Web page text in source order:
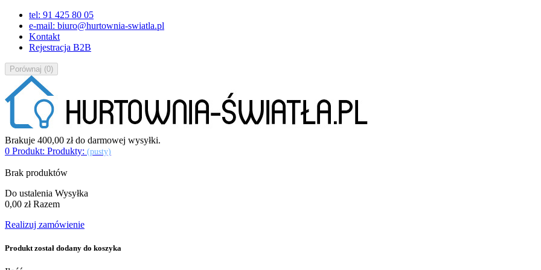
tel: 91 425 80 05
e-mail: biuro@hurtownia-swiatla.pl
Kontakt
Rejestracja B2B
Porównaj (0)
Brakuje 400,00 złdo darmowej wysyłki.
0 Produkt: Produkty: (pusty)
Brak produktów
Do ustalenia Wysyłka
0,00 zł Razem
Realizuj zamówienie
Produkt został dodany do koszyka